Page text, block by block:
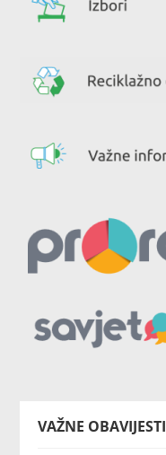
VAŽNE OBAVIJESTI